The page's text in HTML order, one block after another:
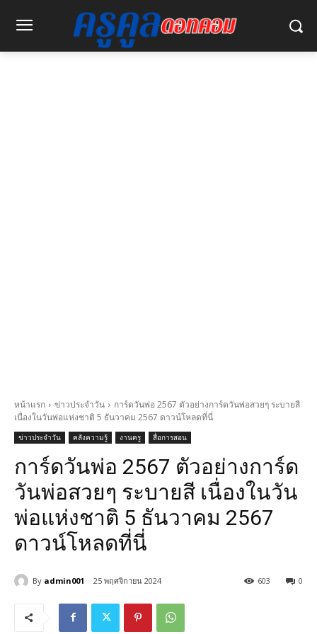
หน้าแรก ข่าวประจำวัน
การ์ดวันพ่อ 2567 ตัวอย่างการ์ดวันพ่อสวยๆ ระบายสี
เนื่องในวันพ่อแห่งชาติ 5 ธันวาคม 2567 ดาวน์โหลดที่นี่
ข่าวประจำวัน คลังความรู้ งานครู สื่อการสอน
การ์ดวันพ่อ 2567 ตัวอย่างการ์ด
วันพ่อสวยๆ ระบายสี เนื่องในวัน
พ่อแห่งชาติ 5 ธันวาคม 2567
ดาวน์โหลดที่นี่
By admin001 25 พฤศจิกายน 2024 0
603